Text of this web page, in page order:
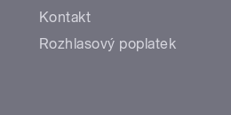
Kontakt
Rozhlasový poplatek